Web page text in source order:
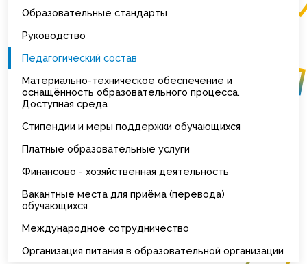
Образовательные стандарты
Руководство
Педагогический состав
Материально-техническое обеспечение и
оснащённость образовательного процесса.
Доступная среда
Стипендии и меры поддержки обучающихся
Платные образовательные услуги
Финансово - хозяйственная деятельность
Вакантные места для приёма (перевода)
обучающихся
Международное сотрудничество
Организация питания в образовательной организации